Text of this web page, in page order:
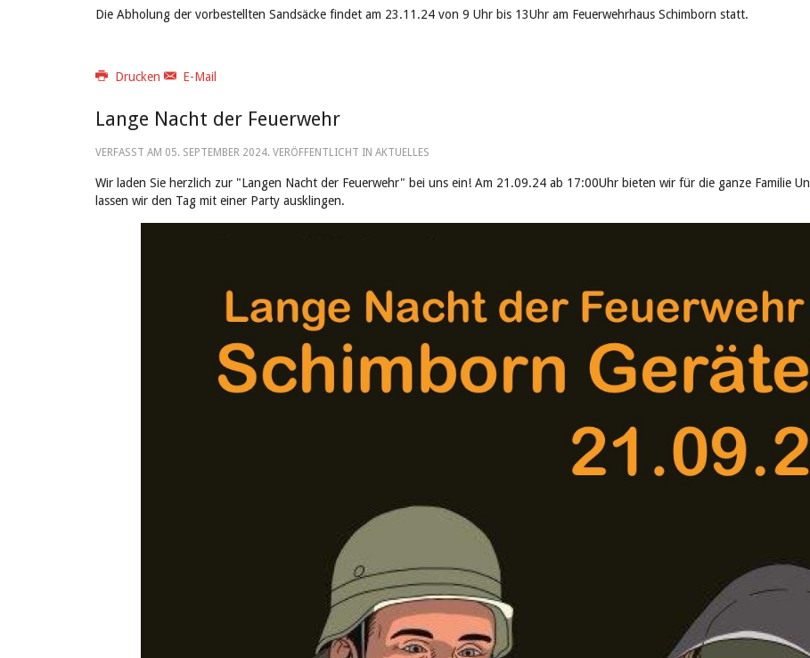
Die Abholung der vorbestellten Sandsäcke findet am 23.11.24 von 9 Uhr bis 13Uhr am Feuerwehrhaus Schimborn statt.
Drucken E-Mail
Lange Nacht der Feuerwehr
VERFASST AM 05. SEPTEMBER 2024. VERÖFFENTLICHT IN AKTUELLES
Wir laden Sie herzlich zur "Langen Nacht der Feuerwehr" bei uns ein! Am 21.09.24 ab 17:00Uhr bieten wir für die ganze Familie
lassen wir den Tag mit einer Party ausklingen.